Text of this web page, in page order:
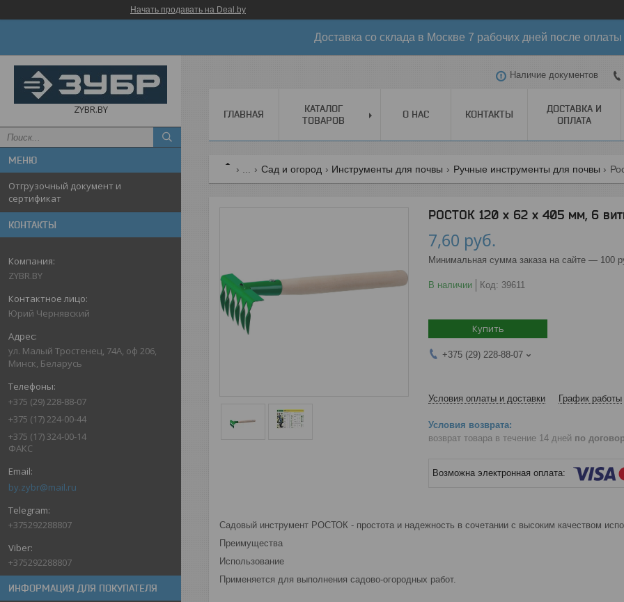
Начать продавать на Deal.by
Доставка со склада в Москве 7 рабочих дней после оплаты
ZYBR.BY
Отгрузочный документ и
сертификат
КОНТАКТЫ
ZYBR.BY
Юрий Чернявский
ул. Малый Тростенец, 74А, оф 206,
Минск, Беларусь
+375 (29) 228-88-07
+375 (17) 224-00-44
+375 (17) 324-00-14
ФАКС
by.zybr@mail.ru
+375292288807
+375292288807
ИНФОРМАЦИЯ ДЛЯ ПОКУПАТЕЛЯ
Наличие документов
ГЛАВНАЯ
КАТАЛОГ
ТОВАРОВ
О НАС КОНТАКТЫ
ДОСТАВКА И
ОПЛАТА
Сад и огород Инструменты для почвы Ручные инструменты для почвы
РОСТОК 120 x 62 x 405 мм, 6
7,60 руб.
Минимальная сумма заказа на сайте — 100
В наличии Код: 39611
Купить
+375 (29) 228-88-07
Условия оплаты и доставки График работы
возврат товара в течение 14 дней по
Садовый инструмент РОСТОК - простота и надежность в сочетании с высоким качеством
Преимущества
Использование
Применяется для выполнения садово-огородных работ.